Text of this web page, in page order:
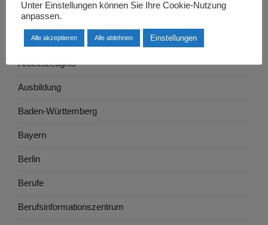
Arbeitsrecht
Arbeitswelt
Arbeitszeugnis
Ausbildung
Baden-Württemberg
Bayern
Berlin
Berufe
Berufsinformationszentrum
Unter Einstellungen können Sie Ihre Cookie-Nutzung
anpassen.
Alle akzeptieren Alle ablehnen Einstellungen